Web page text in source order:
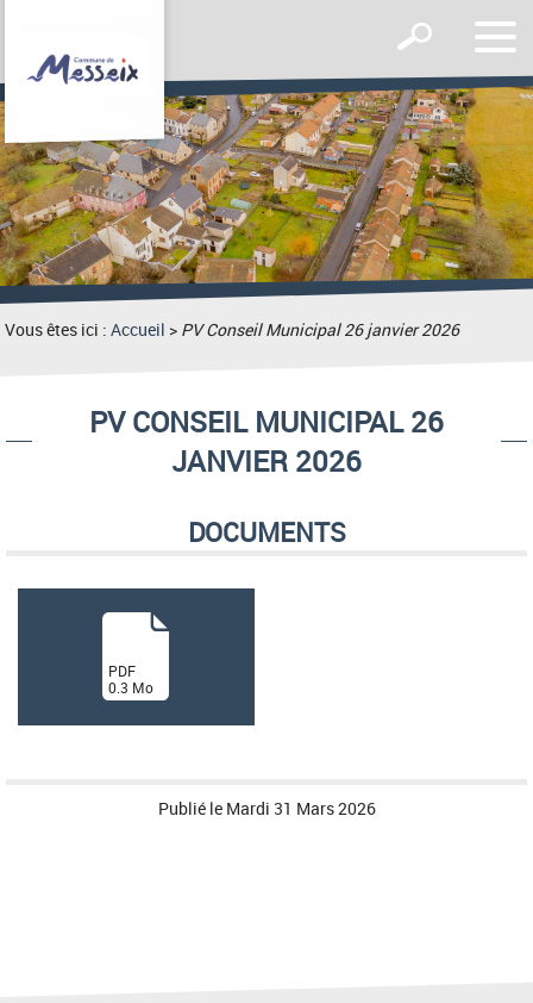
le
Afficher
formulaire
de
recherche
Vous êtes ici :Accueil > PV Conseil Municipal 26 janvier 2026
PV CONSEIL MUNICIPAL 26
JANVIER 2026
DOCUMENTS
(PDF
0.3 Mo
)
Publié le Mardi 31 Mars 2026